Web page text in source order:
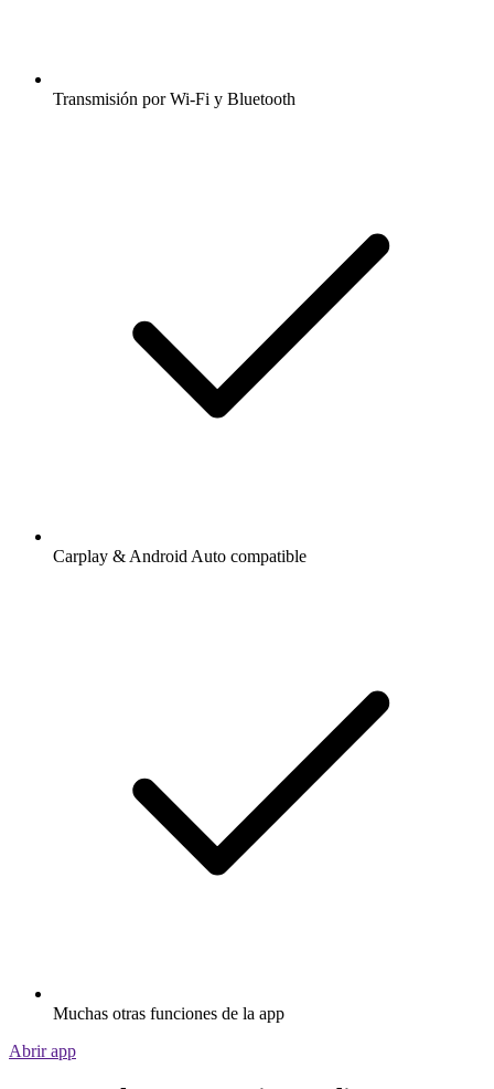
Transmisión por Wi-Fi y Bluetooth
Carplay & Android Auto compatible
Muchas otras funciones de la app
Abrir app